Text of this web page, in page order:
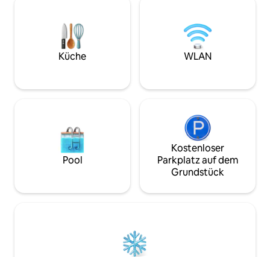
Einkaufserlebnisse gibt es reichlich und
mit der Buchhandlung im Erdgeschoss
ist es ein Traum für Bücherfreunde.
Unternimm eine kurze Fahrt zu den
Hill und vielem mehr! STR #22-04
Hütten stehen im
Verfügung: Black
begrüßen bis zu
Gebühr von 20 $
Küche WLAN
Pool
Kostenloser
Parkplatz auf dem
Grundstück